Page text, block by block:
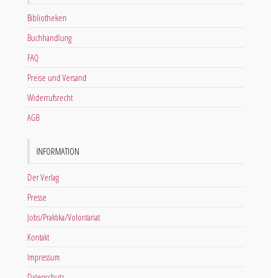
Bibliotheken
Buchhandlung
FAQ
Preise und Versand
Widerrufsrecht
AGB
INFORMATION
Der Verlag
Presse
Jobs/Praktika/Volontariat
Kontakt
Impressum